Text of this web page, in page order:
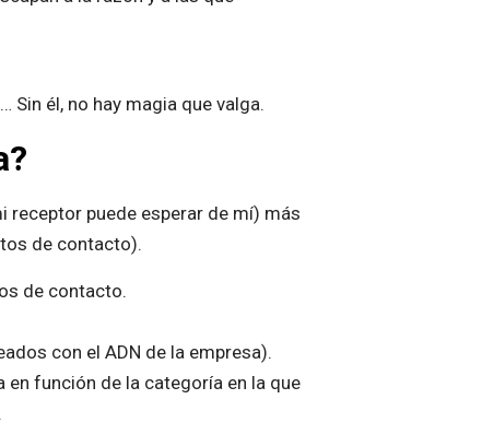
él, no hay magia que valga.
receptor puede esperar de mí) más
de contacto).
de contacto.
con el ADN de la empresa).
función de la categoría en la que